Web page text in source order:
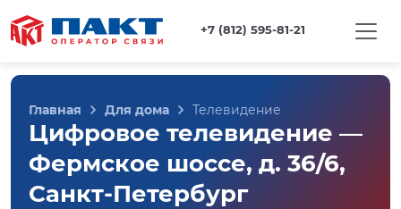
+7 (812) 595-81-21
Главная Для дома Телевидение
Цифровое телевидение —
Фермское шоссе, д. 36/6,
Санкт-Петербург